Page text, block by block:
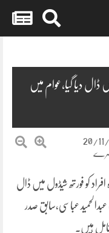
ڈال دیا گیا،عوام میں
20/
کو فورتھ شیڈول میں ڈال
عباسی،سابق صدر
ہیں۔